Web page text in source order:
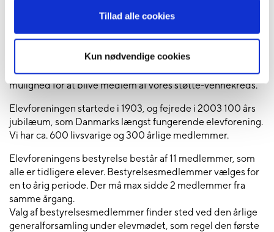
Tillad alle cookies
Kun nødvendige cookies
Som medlem af elevforeningen får du særlige rabatter i
forbindelse med Elevmødet i maj.
For at blive medlem af elevforeningen skal du have været
elev på et langt kursus i 4 uger eller derover. Ellers har du
mulighed for at blive medlem af vores støtte-vennekreds.
Elevforeningen startede i 1903, og fejrede i 2003 100 års
jubilæum, som Danmarks længst fungerende elevforening.
Vi har ca. 600 livsvarige og 300 årlige medlemmer.
Elevforeningens bestyrelse består af 11 medlemmer, som
alle er tidligere elever. Bestyrelsesmedlemmer vælges for
en to årig periode. Der må max sidde 2 medlemmer fra
samme årgang.
Valg af bestyrelsesmedlemmer finder sted ved den årlige
generalforsamling under elevmødet, som regel den første